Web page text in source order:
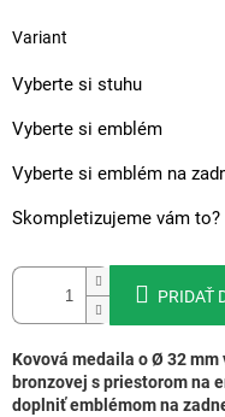
Variant
Vyberte si stuhu
Vyberte si emblém
Vyberte si emblém na
Skompletizujeme vám to?
PRIDAŤ
Kovová medaila o Ø 32
bronzovej s priestorom na
doplniť emblémom na